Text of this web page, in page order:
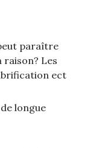
paraître
Les
ect
longue